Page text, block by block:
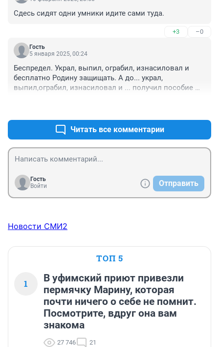
Сдесь сидят одни умники идите сами туда.
+3 –0
Гость
5 января 2025, 00:24
Беспредел. Украл, выпил, ограбил, изнасиловал и
бесплатно Родину защищать. А до... украл,
выпил,ограбил, изнасиловал и ... получил пособие
Читать все комментарии
Гость
Войти
Отправить
Новости СМИ2
ТОП 5
1
В уфимский приют привезли
пермячку Марину, которая
почти ничего о себе не помнит.
Посмотрите, вдруг она вам
знакома
27 746 21